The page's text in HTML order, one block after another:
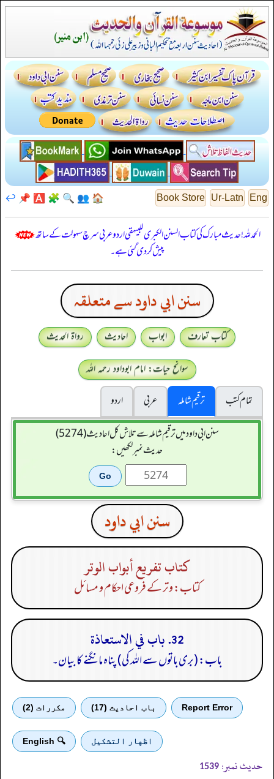
Eng
Ur-Latn
Book Store
🏠
👥
🔍
🧩
🅰️
📌
↩️
الحمدللہ! حدیث مبارک کی کتاب السنن الكبرى للبيهقي اردو عربی سرچ سہولت کے ساتھ
پیش کر دی گئی ہے۔
سنن ابي داود سے متعلقہ
کتاب تعارف ابواب احادیث
رواۃ الحدیث
سوانح حیات: امام ابوداود رحمہ اللہ
تمام کتب
ترقیم شاملہ عربی
اردو
سنن ابي داود میں ترقیم شاملہ سے تلاش کل احادیث (5274)
حدیث نمبر لکھیں:
سنن ابي داود
كتاب تفريع أبواب الوتر
کتاب: وتر کے فروعی احکام و مسائل
32. باب في الاستعاذة
باب: (بری باتوں سے اللہ کی) پناہ مانگنے کا بیان۔
Report Error باب احادیث (17) مكررات (2)
اظهار التشكيل 🔍 English
حدیث نمبر: 1539